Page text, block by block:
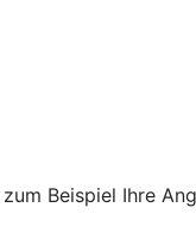
Beispiel Ihre